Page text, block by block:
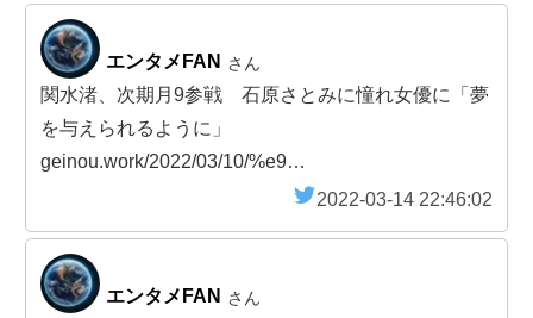
エンタメFAN さん
関水渚、次期月9参戦 石原さとみに憧れ女優に「夢
を与えられるように」
geinou.work/2022/03/10/%e9…
2022-03-14 22:46:02
エンタメFAN さん